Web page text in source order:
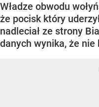
Władze obwodu
że pocisk który
nadleciał ze strony
danych wynika, że nie